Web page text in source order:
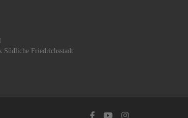
Südliche Friedrichsstadt